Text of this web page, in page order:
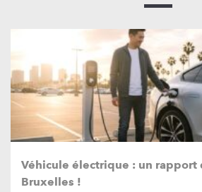
Véhicule électrique : un rapport
Bruxelles !